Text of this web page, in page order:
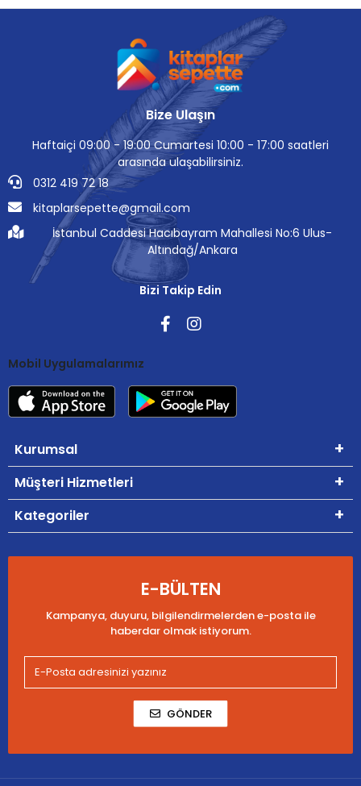
Bize Ulaşın
Haftaiçi 09:00 - 19:00 Cumartesi 10:00 - 17:00 saatleri
arasında ulaşabilirsiniz.
0312 419 72 18
kitaplarsepette@gmail.com
İstanbul Caddesi Hacıbayram Mahallesi No:6 Ulus-
Altındağ/Ankara
Bizi Takip Edin
Mobil Uygulamalarımız
Kurumsal
Müşteri Hizmetleri
Kategoriler
E-BÜLTEN
Kampanya, duyuru, bilgilendirmelerden e-posta ile
haberdar olmak istiyorum.
GÖNDER